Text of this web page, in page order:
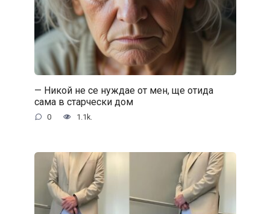
— Никой не се нуждае от мен, ще отида
сама в старчески дом
0 1.1k.